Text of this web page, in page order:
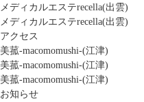
メディカルエステrecella(出雲)
メディカルエステrecella(出雲)
アクセス
美菰-macomomushi-(江津)
美菰-macomomushi-(江津)
美菰-macomomushi-(江津)
お知らせ